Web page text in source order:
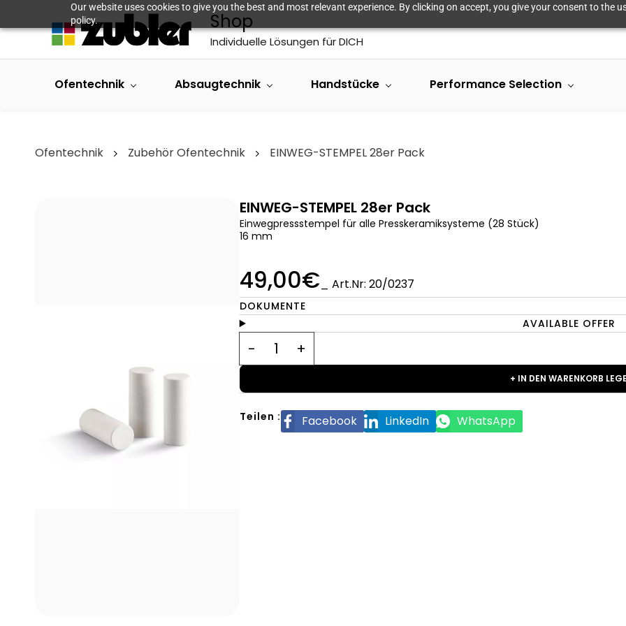
Our website uses cookies to give you the best and most relevant experience. By clicking on accept, you give your consent to the
policy.
Shop
Individuelle Lösungen für DICH
Ofentechnik Absaugtechnik Handstücke Performance Selection
Ofentechnik Zubehör Ofentechnik EINWEG-STEMPEL 28er Pack
EINWEG-STEMPEL 28er Pack
Einwegpressstempel für alle Presskeramiksysteme (28 Stück)
16 mm
49,00€ _ Art.Nr: 20/0237
DOKUMENTE
AVAILABLE OFFER
+ IN DEN WARENKORB
Teilen : Facebook LinkedIn WhatsApp